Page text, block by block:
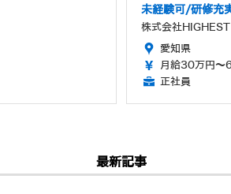
未経験可/研修充
株式会社HIGHEST
愛知県
月給30万円～
正社員
最新記事